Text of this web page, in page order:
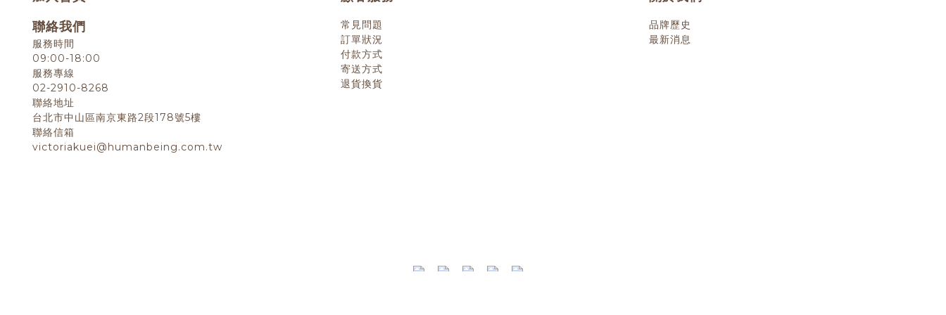
聯絡我們
服務時間
09:00-18:00
服務專線
02-2910-8268
聯絡地址
台北市中山區南京東路2段178號5樓
聯絡信箱
victoriakuei@humanbeing.com.tw
常見問題
訂單狀況
付款方式
寄送方式
退貨換貨
品牌歷史
最新消息